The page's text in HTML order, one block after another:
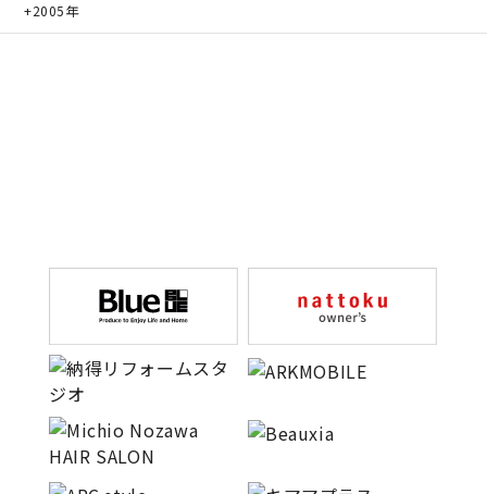
2005年